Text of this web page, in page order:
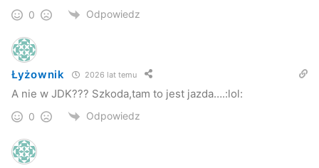
0 Odpowiedz
Łyżownik 2026 lat temu
A nie w JDK??? Szkoda,tam to jest jazda….:lol:
0 Odpowiedz